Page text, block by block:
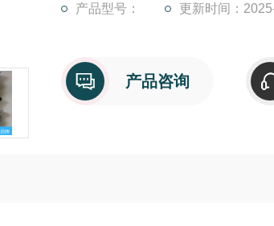
制元产品型号： 更新时间：
产品咨询